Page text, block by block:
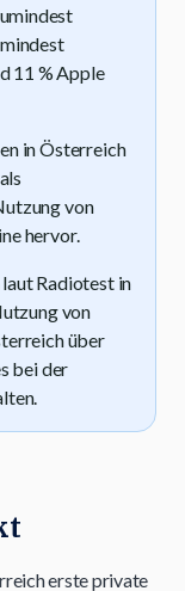
11 % Apple
in Österreich
von
hervor.
Radiotest in
von
über
bei der
erste private